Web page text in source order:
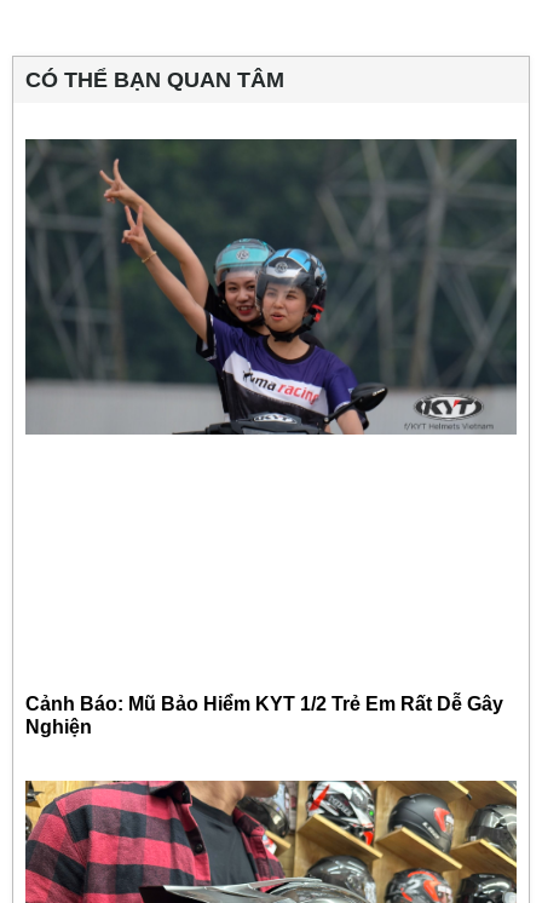
CÓ THỂ BẠN QUAN TÂM
Cảnh Báo: Mũ Bảo Hiểm KYT 1/2 Trẻ Em Rất Dễ Gây
Nghiện